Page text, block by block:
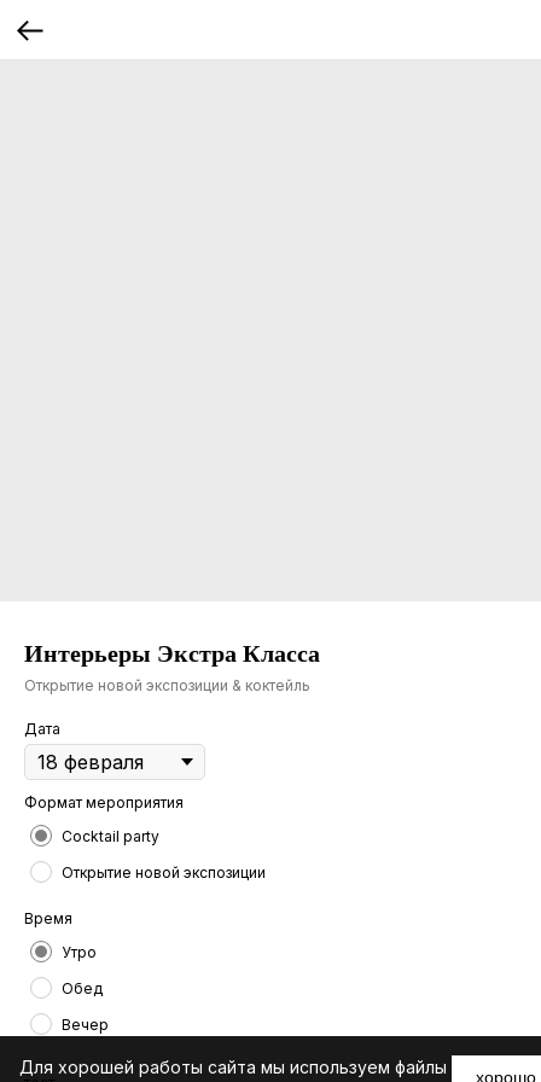
Для хорошей работы сайта мы используем файлы
хорошо
Интерьеры Экстра Класса
Открытие новой экспозиции & коктейль
Дата
Формат мероприятия
Cocktail party
Открытие новой экспозиции
Время
Утро
Обед
Вечер